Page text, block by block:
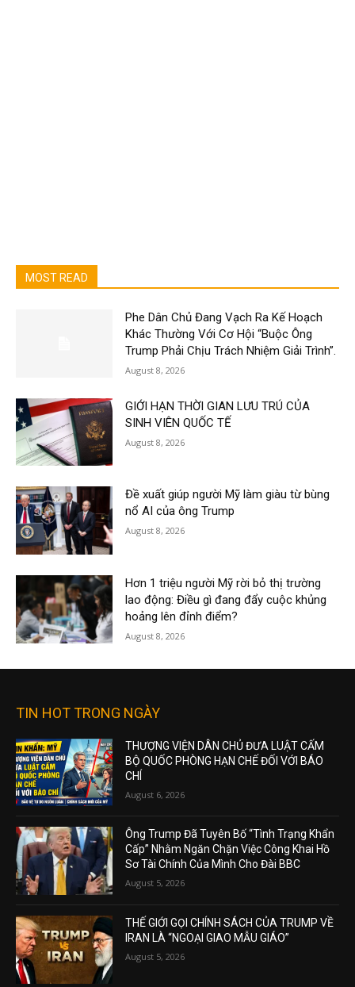
MOST READ
Phe Dân Chủ Đang Vạch Ra Kế Hoạch
Khác Thường Với Cơ Hội “Buộc Ông
Trump Phải Chịu Trách Nhiệm Giải Trình”.
August 8, 2026
GIỚI HẠN THỜI GIAN LƯU TRÚ CỦA
SINH VIÊN QUỐC TẾ
August 8, 2026
Đề xuất giúp người Mỹ làm giàu từ bùng
nổ AI của ông Trump
August 8, 2026
Hơn 1 triệu người Mỹ rời bỏ thị trường
lao động: Điều gì đang đẩy cuộc khủng
hoảng lên đỉnh điểm?
August 8, 2026
TIN HOT TRONG NGÀY
THƯỢNG VIỆN DÂN CHỦ ĐƯA LUẬT CẤM
BỘ QUỐC PHÒNG HẠN CHẾ ĐỐI VỚI BÁO
CHÍ
August 6, 2026
Ông Trump Đã Tuyên Bố “Tình Trạng Khẩn
Cấp” Nhằm Ngăn Chặn Việc Công Khai Hồ
Sơ Tài Chính Của Mình Cho Đài BBC
August 5, 2026
THẾ GIỚI GỌI CHÍNH SÁCH CỦA TRUMP VỀ
IRAN LÀ “NGOẠI GIAO MẪU GIÁO”
August 5, 2026